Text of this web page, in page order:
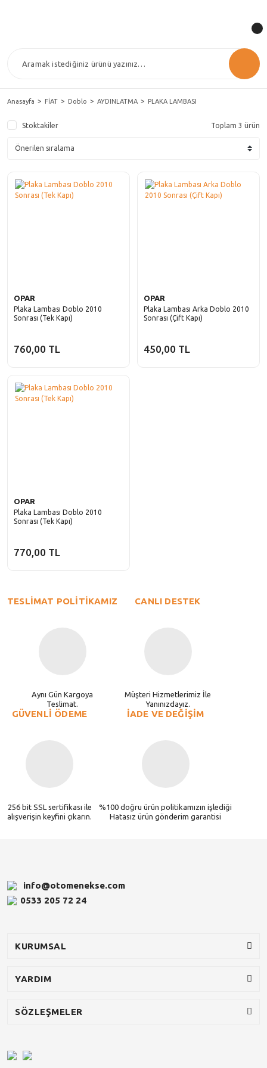
Anasayfa FİAT Doblo AYDINLATMA PLAKA LAMBASI
Stoktakiler Toplam 3 ürün
OPAR
Plaka Lambası Doblo 2010
Sonrası (Tek Kapı)
760,00 TL
OPAR
Plaka Lambası Arka Doblo 2010
Sonrası (Çift Kapı)
450,00 TL
OPAR
Plaka Lambası Doblo 2010
Sonrası (Tek Kapı)
770,00 TL
TESLİMAT POLİTİKAMIZ
Aynı Gün Kargoya
Teslimat.
CANLI DESTEK
Müşteri Hizmetlerimiz İle
Yanınızdayız.
GÜVENLİ ÖDEME
256 bit SSL sertifikası ile
alışverişin keyfini çıkarın.
İADE VE DEĞİŞİM
%100 doğru ürün politikamızın işlediği
Hatasız ürün gönderim garantisi
info@otomenekse.com
0533 205 72 24
KURUMSAL
YARDIM
SÖZLEŞMELER